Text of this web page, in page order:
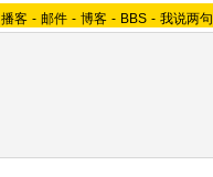
播客 - 邮件 - 博客 - BBS - 我说两句